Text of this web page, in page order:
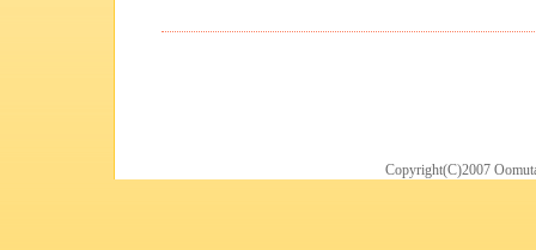
Copyright(C)2007